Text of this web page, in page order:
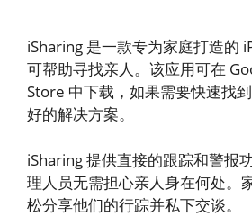
iSharing 是一款专为家庭打造的
可帮助寻找亲人。该应用可在
Store 中下载，如果需要快速找
好的解决方案。
iSharing 提供直接的跟踪和警报
理人员无需担心亲人身在何处。
松分享他们的行踪并私下交谈。